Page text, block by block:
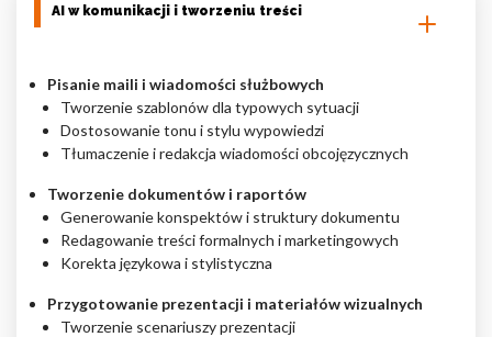
AI w komunikacji i tworzeniu treści
Pisanie maili i wiadomości służbowych
Tworzenie szablonów dla typowych sytuacji
Dostosowanie tonu i stylu wypowiedzi
Tłumaczenie i redakcja wiadomości obcojęzycznych
Tworzenie dokumentów i raportów
Generowanie konspektów i struktury dokumentu
Redagowanie treści formalnych i marketingowych
Korekta językowa i stylistyczna
Przygotowanie prezentacji i materiałów wizualnych
Tworzenie scenariuszy prezentacji